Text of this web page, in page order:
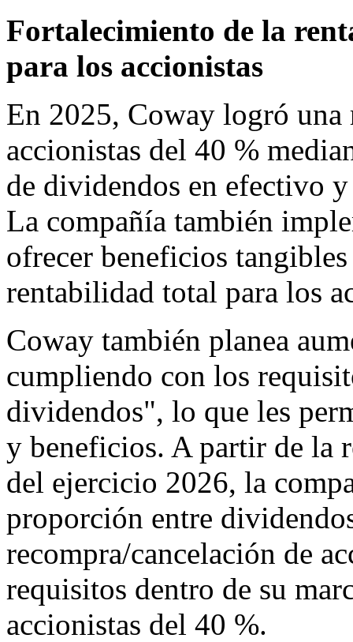
Fortalecimiento de la
para los accionistas
En 2025, Coway logró
accionistas del 40 %
de dividendos en efectivo
La compañía también
ofrecer beneficios
rentabilidad total para los
Coway también planea
cumpliendo con los
dividendos", lo que les
y beneficios. A partir de la
del ejercicio 2026, la
proporción entre
recompra/cancelación de
requisitos dentro de su
accionistas del 40 %.